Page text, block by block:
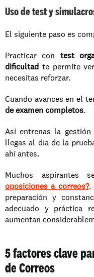
Uso de test y
El siguiente paso es
Practicar con test
dificultad te permite
necesitas reforzar.
Cuando avances en el
de examen completos.
Así entrenas la
llegas al día de la
ahí antes.
Muchos aspirantes
oposiciones a correos?.
preparación y
adecuado y práctica
aumentan
5 factores clave
de Correos